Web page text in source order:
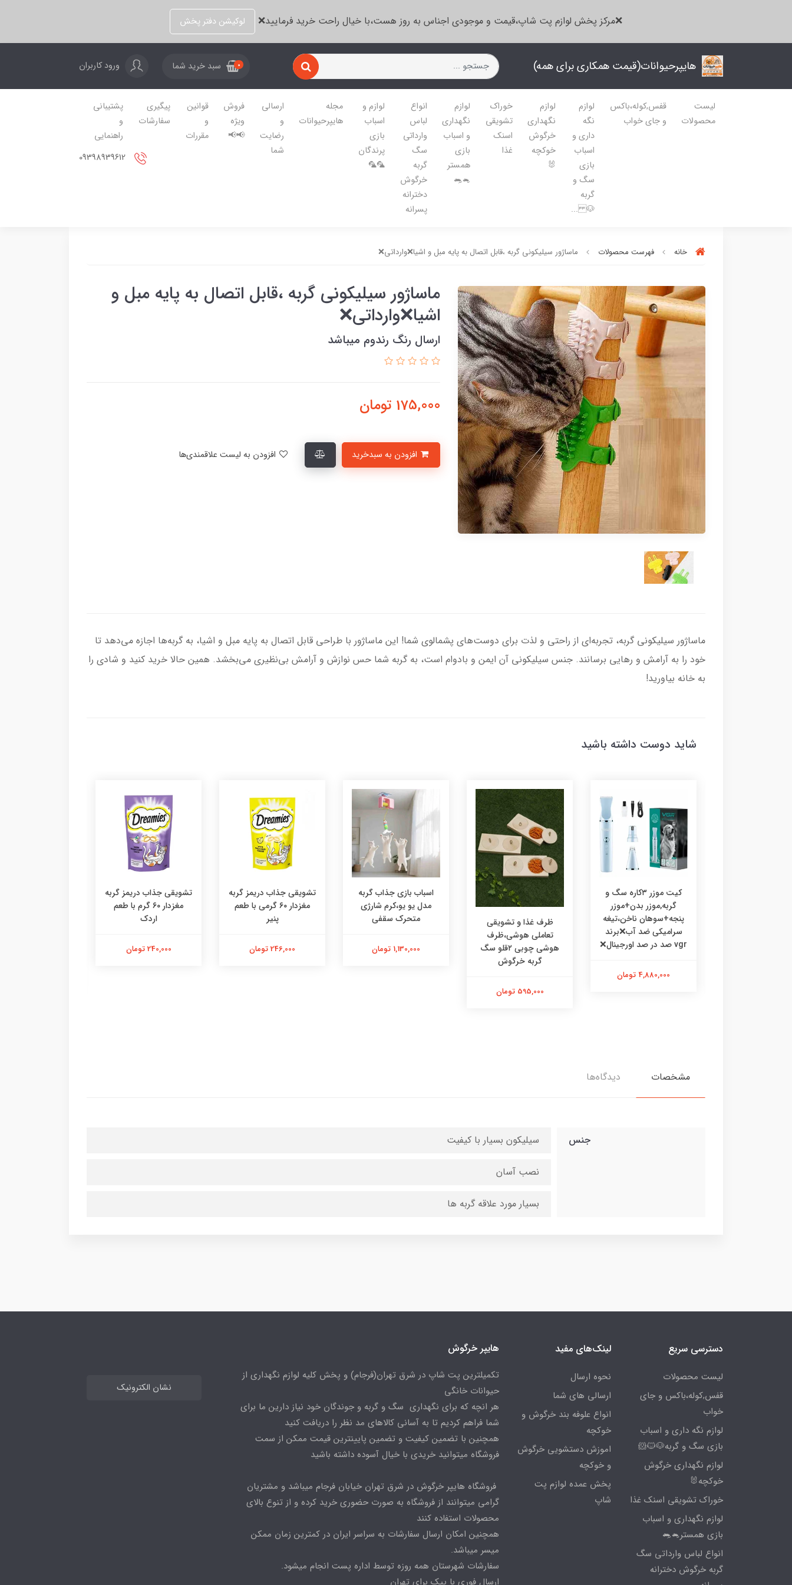
❌مرکز پخش لوازم پت شاپ،قیمت و موجودی اجناس به روز هست،با خیال راحت خرید فرمایید❌ لوکیشن دفتر پخش
هایپرحیوانات(قیمت همکاری برای همه) 0 سبد خرید شما ورود کاربران
لیست
محصولات
قفس,کوله،باکس
و جای خواب
لوازم
نگه
داری و
اسباب
بازی
سگ و
گربه
🐶 ...
لوازم
نگهداری
خرگوش
خوکچه
🐰
خوراک
تشویقی
اسنک
غذا
لوازم
نگهداری
و اسباب
بازی
همستر
🐁🐀
انواع
لباس
وارداتی
سگ
گربه
خرگوش
دخترانه
پسرانه
لوازم و
اسباب
بازی
پرندگان
🦜🦜
مجله
هایپرحیوانات
ارسالی
و
رضایت
شما
فروش
ویژه
📢📢
قوانین
و
مقررات
پیگیری
سفارشات
پشتیبانی
و
راهنمایی
خانه فهرست محصولات ماساژور سیلیکونی گربه ،قابل اتصال به پایه مبل و اشیا❌وارداتی❌
ماساژور سیلیکونی گربه ،قابل اتصال به پایه مبل و
اشیا❌وارداتی❌
ارسال رنگ رندوم میباشد
175,000 تومان
ماساژور سیلیکونی گربه، تجربه‌ای از راحتی و لذت برای دوست‌های پشمالوی شما! این ماساژور با طراحی قابل اتصال به پایه مبل و اشیا، به گربه‌ها اجازه می‌دهد تا
خود را به آرامش و رهایی برسانند. جنس سیلیکونی آن ایمن و بادوام است، به گربه شما حس نوازش و آرامش بی‌نظیری می‌بخشد. همین حالا خرید کنید و شادی را
به خانه بیاورید!
شاید دوست داشته باشید
کیت موزر ۳کاره سگ و
گربه,موزر بدن+موزر
پنجه+سوهان ناخن،تیغه
سرامیکی ضد آب❌برند
vgr صد در صد اورجینال❌
4,880,000 تومان
ظرف غذا و تشویقی
تعاملی هوشی،ظرف
هوشی چوبی ۲قلو سگ
گربه خرگوش
595,000 تومان
اسباب بازی جذاب گربه
مدل یو یو،کرم شارژی
متحرک سقفی
1,130,000 تومان
تشویقی جذاب دریمز گربه
مغزدار ۶۰ گرمی با طعم
پنیر
246,000 تومان
تشویقی جذاب دریمز گربه
مغزدار ۶۰ گرم با طعم
اردک
240,000 تومان
مشخصات دیدگاه‌ها
جنس سیلیکون بسیار با کیفیت
نصب آسان
بسیار مورد علاقه گربه ها
دسترسی سریع
لیست محصولات
قفس,کوله،باکس و جای
خواب
لوازم نگه داری و اسباب
بازی سگ و گربه🐶🐱🐹
لوازم نگهداری خرگوش
خوکچه🐰
خوراک تشویقی اسنک غذا
لوازم نگهداری و اسباب
بازی همستر🐁🐀
انواع لباس وارداتی سگ
گربه خرگوش دخترانه
لینک‌های مفید
نحوه ارسال
ارسالی های شما
انواع علوفه بند خرگوش و
خوکچه
اموزش دستشویی خرگوش
و خوکچه
پخش عمده لوازم پت
شاپ
هایپر خرگوش
تکمیلترین پت شاپ در شرق تهران(فرجام) و پخش کلیه لوازم نگهداری از
حیوانات خانگی
هر انچه که برای نگهداری سگ و گربه و جوندگان خود نیاز دارین ما برای
شما فراهم کردیم تا به آسانی کالاهای مد نظر را دریافت کنید
همچنین با تضمین کیفیت و تضمین پایینترین قیمت ممکن از سمت
فروشگاه میتوانید خریدی با خیال آسوده داشته باشید
فروشگاه هایپر خرگوش در شرق تهران خیابان فرجام میباشد و مشتریان
گرامی میتوانند از فروشگاه به صورت حضوری خرید کرده و از تنوع بالای
محصولات استفاده کنند
همچنین امکان ارسال سفارشات به سراسر ایران در کمترین زمان ممکن
میسر میباشد.
سفارشات شهرستان همه روزه توسط اداره پست انجام میشود.
ارسال فوری با پیک برای تهران
نشان الکترونیک